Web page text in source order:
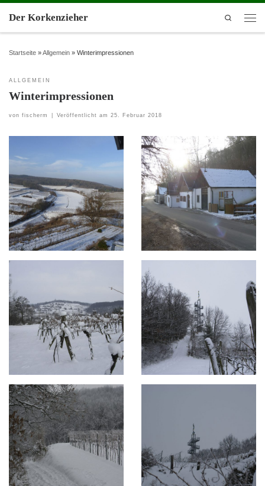
Der Korkenzieher Search
Startseite »Allgemein » Winterimpressionen
ALLGEMEIN
Winterimpressionen
von fischerm Veröffentlicht am 25. Februar 2018